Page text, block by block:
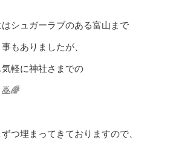
シュガーラブのある富山まで
もありましたが、
軽に神社さまでの
つ埋まってきておりますので、